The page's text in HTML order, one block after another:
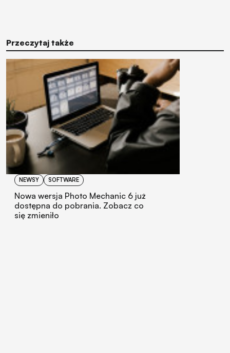
Przeczytaj także
NEWSY SOFTWARE
Nowa wersja Photo Mechanic 6 już
dostępna do pobrania. Zobacz co
się zmieniło